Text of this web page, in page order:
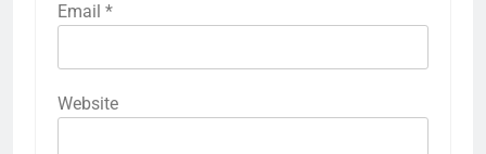
Email *
Website